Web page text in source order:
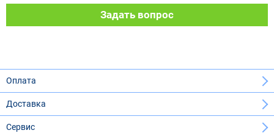
Задать вопрос
Оплата
Доставка
Сервис